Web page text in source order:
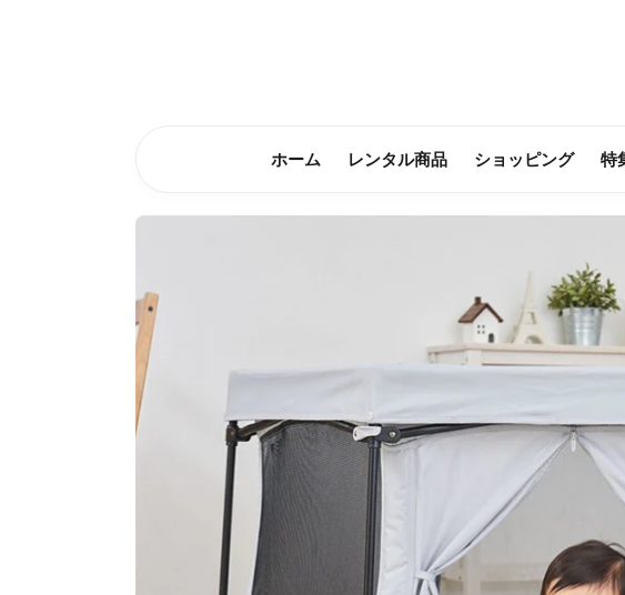
ホーム レンタル商品 ショッピング 特